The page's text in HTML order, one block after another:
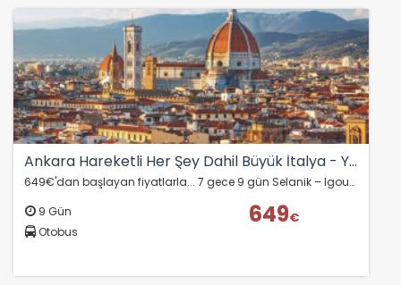
Ankara Hareketli Her Şey Dahil Büyük İtalya - Yunanistan - Balkan Turu
649€'dan başlayan fiyatlarla... 7 gece 9 gün Selanik – Igoumenitsa – Napoli – Roma - Floransa – Pisa - Venedik – Milano – Verona – Garda - Ljublijana- Belgrad-…
9 Gün
Otobus
649€